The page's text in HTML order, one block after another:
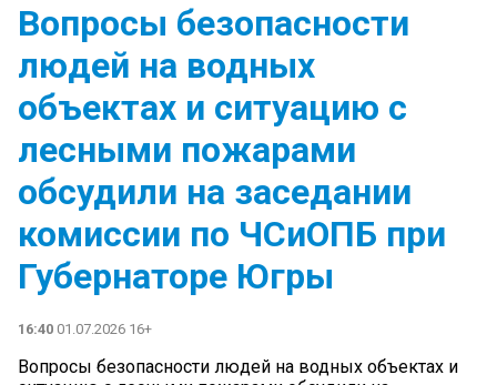
Вопросы безопасности
людей на водных
объектах и ситуацию с
лесными пожарами
обсудили на заседании
комиссии по ЧСиОПБ при
Губернаторе Югры
16:40 01.07.2026 16+
Вопросы безопасности людей на водных объектах и